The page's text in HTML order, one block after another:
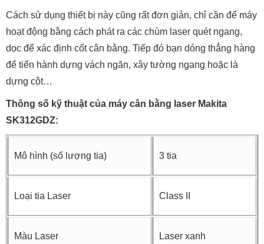
Cách sử dụng thiết bị này cũng rất đơn giản, chỉ cần để máy
hoạt động bằng cách phát ra các chùm laser quét ngang,
dọc để xác định cốt cân bằng. Tiếp đó bạn dóng thẳng hàng
để tiến hành dựng vách ngăn, xây tường ngang hoặc là
dựng cột…
Thông số kỹ thuật của máy cân bằng laser Makita
SK312GDZ:
Mô hình (số lượng tia) 3 tia
Loại tia Laser Class II
Màu Laser Laser xanh